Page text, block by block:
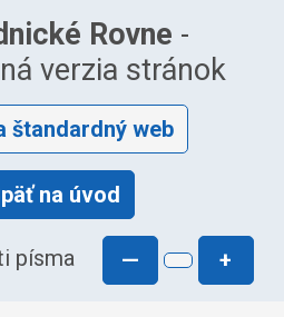
Rovne -
verzia stránok
štandardný web
na úvod
písma — +